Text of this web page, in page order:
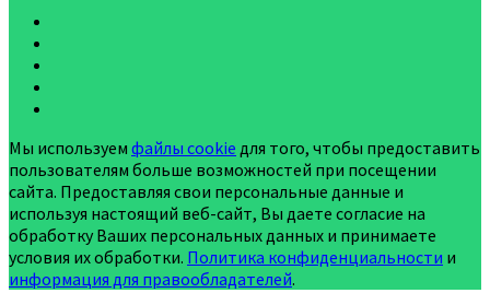
Мы используем файлы cookie для того, чтобы предоставить
пользователям больше возможностей при посещении
сайта. Предоставляя свои персональные данные и
используя настоящий веб-сайт, Вы даете согласие на
обработку Ваших персональных данных и принимаете
условия их обработки. Политика конфиденциальности и
информация для правообладателей.